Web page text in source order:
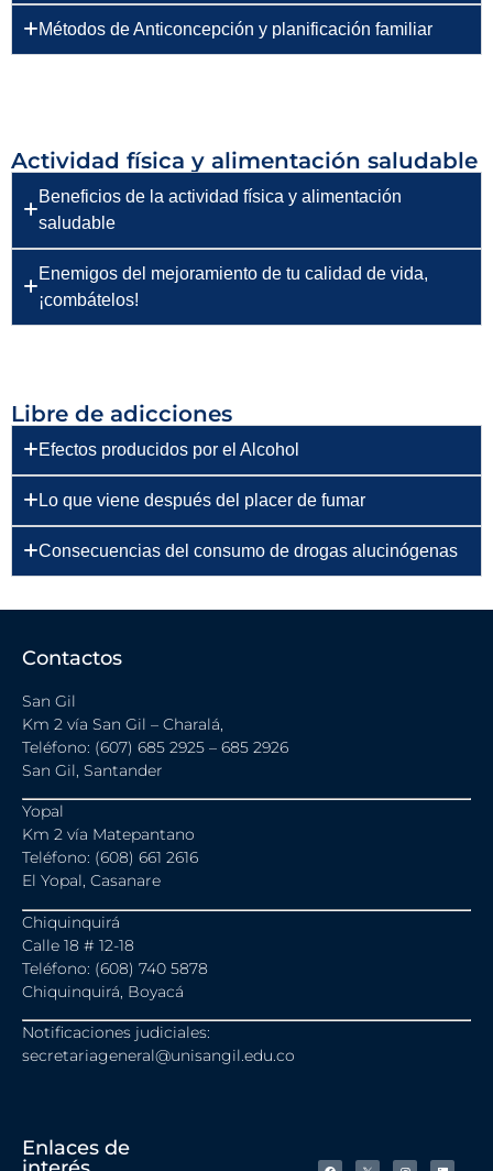
Métodos de Anticoncepción y planificación familiar
Actividad física y alimentación saludable
Beneficios de la actividad física y alimentación
saludable
Enemigos del mejoramiento de tu calidad de vida,
¡combátelos!
Libre de adicciones
Efectos producidos por el Alcohol
Lo que viene después del placer de fumar
Consecuencias del consumo de drogas alucinógenas
Contactos
San Gil
Km 2 vía San Gil – Charalá,
Teléfono: (607) 685 2925 – 685 2926
San Gil, Santander
Yopal
Km 2 vía Matepantano
Teléfono: (608) 661 2616
El Yopal, Casanare
Chiquinquirá
Calle 18 # 12-18
Teléfono: (608) 740 5878
Chiquinquirá, Boyacá
Notificaciones judiciales:
secretariageneral@unisangil.edu.co
Enlaces de